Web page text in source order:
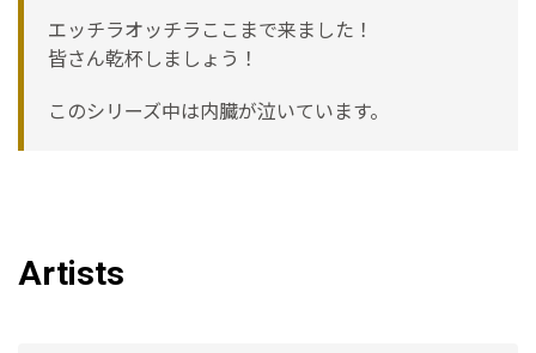
エッチラオッチラここまで来ました！
皆さん乾杯しましょう！
このシリーズ中は内臓が泣いています。
Artists